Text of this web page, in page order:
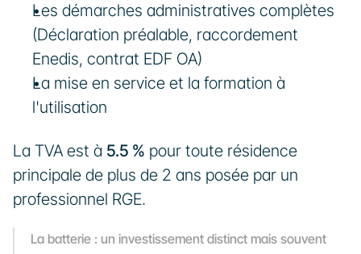
Les démarches administratives complètes
(Déclaration préalable, raccordement
Enedis, contrat EDF OA)
La mise en service et la formation à
l'utilisation
La TVA est à 5.5 % pour toute résidence
principale de plus de 2 ans posée par un
professionnel RGE.
La batterie : un investissement distinct mais souvent